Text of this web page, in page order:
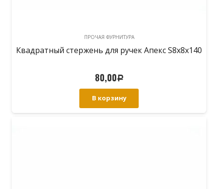
ПРОЧАЯ ФУРНИТУРА
Квадратный стержень для ручек Апекс S8х8х140
80,00Р
В корзину